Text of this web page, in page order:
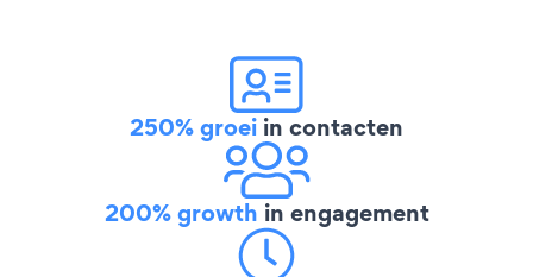
250% groei in contacten
200% growth in engagement